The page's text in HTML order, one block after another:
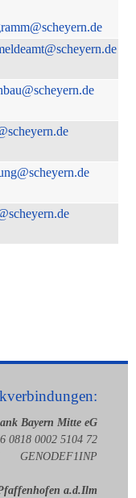
Bayern Mitte eG
0002 5104 72
GENODEF1INP
a.d.Ilm